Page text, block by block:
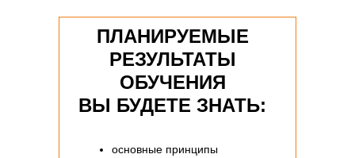
основные принципы
ПЛАНИРУЕМЫЕ
РЕЗУЛЬТАТЫ
ОБУЧЕНИЯ
ВЫ БУДЕТЕ ЗНАТЬ: